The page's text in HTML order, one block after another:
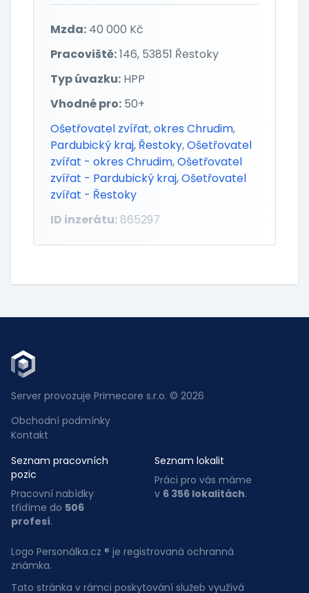
Mzda: 40 000 Kč
Pracoviště:146, 53851 Řestoky
Typ úvazku: HPP
Vhodné pro: 50+
Ošetřovatel zvířat,okres Chrudim,
Pardubický kraj, Řestoky,Ošetřovatel
zvířat - okres Chrudim,Ošetřovatel
zvířat - Pardubický kraj,Ošetřovatel
zvířat - Řestoky
ID inzerátu: 865297
Server provozuje Primecore s.r.o. © 2026
Obchodní podmínky
Kontakt
Seznam pracovních
pozic
Pracovní nabídky
třídíme do 506
profesí.
Seznam lokalit
Práci pro vás máme
v 6 356 lokalitách.
Logo Personálka.cz ® je registrovaná ochranná
známka.
Tato stránka v rámci poskytování služeb využívá